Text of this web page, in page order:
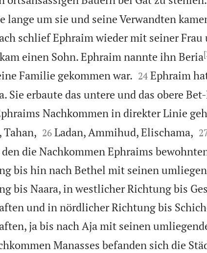
lange um sie und seine Verwandten
schlief Ephraim wieder mit seiner Frau
einen Sohn. Ephraim nannte ihn Beria
Familie gekommen war.
24 Ephraim
Sie erbaute das untere und das obere
Nachkommen in direkter Linie
Tahan,
26 Ladan, Ammihud, Elischama,
die Nachkommen Ephraims
bis hin nach Bethel mit seinen
bis Naara, in westlicher Richtung bis
und in nördlicher Richtung bis
ja bis nach Aja mit seinen
Manasses befanden sich die